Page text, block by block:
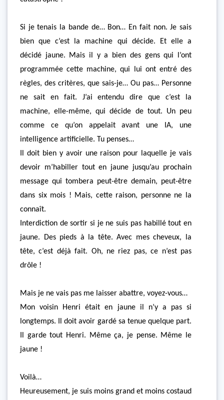
Si je tenais la bande de… Bon… En fait non. Je sais
bien que c’est la machine qui décide. Et elle a
décidé jaune. Mais il y a bien des gens qui l’ont
programmée cette machine, qui lui ont entré des
règles, des critères, que sais-je… Ou pas… Personne
ne sait en fait. J’ai entendu dire que c’est la
machine, elle-même, qui décide de tout. Un peu
comme ce qu’on appelait avant une IA, une
intelligence artificielle. Tu penses…
Il doit bien y avoir une raison pour laquelle je vais
devoir m’habiller tout en jaune jusqu’au prochain
message qui tombera peut-être demain, peut-être
dans six mois ! Mais, cette raison, personne ne la
connaît.
Interdiction de sortir si je ne suis pas habillé tout en
jaune. Des pieds à la tête. Avec mes cheveux, la
tête, c’est déjà fait. Oh, ne riez pas, ce n’est pas
drôle !
Mais je ne vais pas me laisser abattre, voyez-vous…
Mon voisin Henri était en jaune il n’y a pas si
longtemps. Il doit avoir gardé sa tenue quelque part.
Il garde tout Henri. Même ça, je pense. Même le
jaune !
Voilà…
Heureusement, je suis moins grand et moins costaud